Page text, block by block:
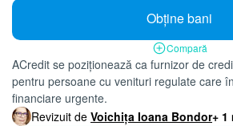
Obține bani
Compară
ACredit se poziționează ca furnizor de
pentru persoane cu venituri regulate care
financiare urgente.
Revizuit de Voichița Ioana Bondor+ 1